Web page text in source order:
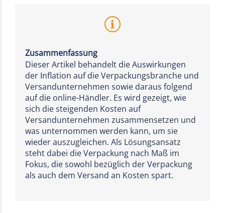
Zusammenfassung
Dieser Artikel behandelt die Auswirkungen
der Inflation auf die Verpackungsbranche und
Versandunternehmen sowie daraus folgend
auf die online-Händler. Es wird gezeigt, wie
sich die steigenden Kosten auf
Versandunternehmen zusammensetzen und
was unternommen werden kann, um sie
wieder auszugleichen. Als Lösungsansatz
steht dabei die Verpackung nach Maß im
Fokus, die sowohl bezüglich der Verpackung
als auch dem Versand an Kosten spart.